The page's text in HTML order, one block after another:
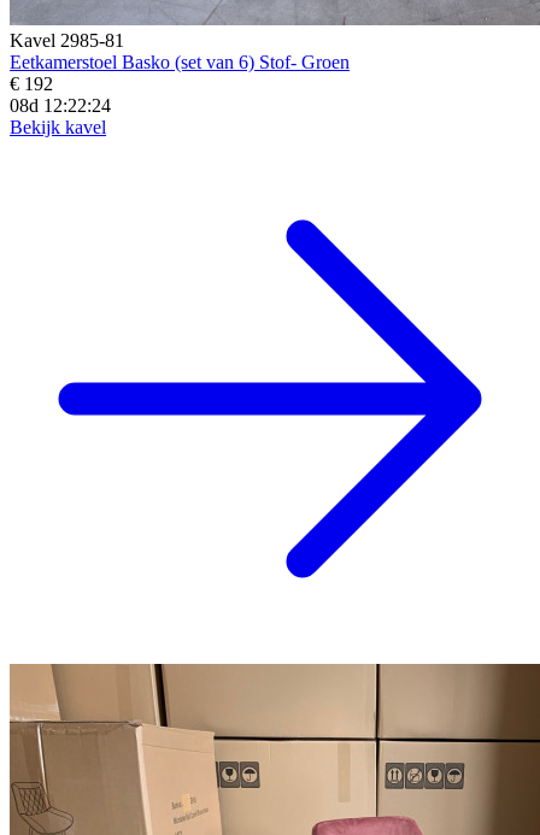
Kavel 2985-81
Eetkamerstoel Basko (set van 6) Stof- Groen
€ 192
08d 12:22:22
Bekijk kavel